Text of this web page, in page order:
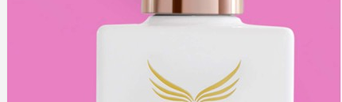
FOLII DE TRANSFER
SCLIPICI - PAIETE - CONFETTI - CAVIAR
TATUAJE DECOR UNGHII